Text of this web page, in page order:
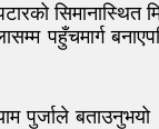
सिमानास्थित
पहुँचमार्ग
बताउनुभयो